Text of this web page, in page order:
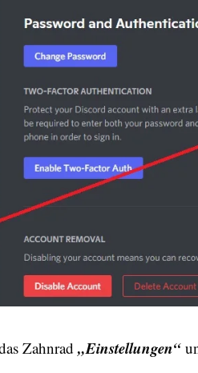
Zahnrad„Einstellungen“